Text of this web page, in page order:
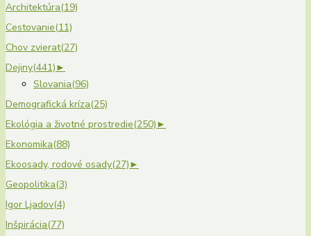
Architektúra(19)
Cestovanie(11)
Chov zvierat(27)
Dejiny(441)►
Slovania(96)
Demografická kríza(25)
Ekológia a životné prostredie(250)►
Ekonomika(88)
Ekoosady, rodové osady(27)►
Geopolitika(3)
Igor Ljadov(4)
Inšpirácia(77)